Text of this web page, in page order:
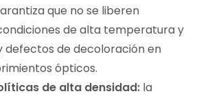
que no se liberen
de alta temperatura y
defectos de decoloración en
ópticos.
de alta densidad: la